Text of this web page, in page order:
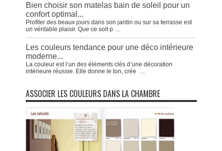
Bien choisir son matelas bain de soleil pour un
confort optimal...
Profiter des beaux jours dans son jardin ou sur sa terrasse est
un véritable plaisir. Que ce soit p ...
Les couleurs tendance pour une déco intérieure
moderne...
La couleur est l’un des éléments clés d’une décoration
intérieure réussie. Elle donne le ton, crée
...
ASSOCIER LES COULEURS DANS LA CHAMBRE